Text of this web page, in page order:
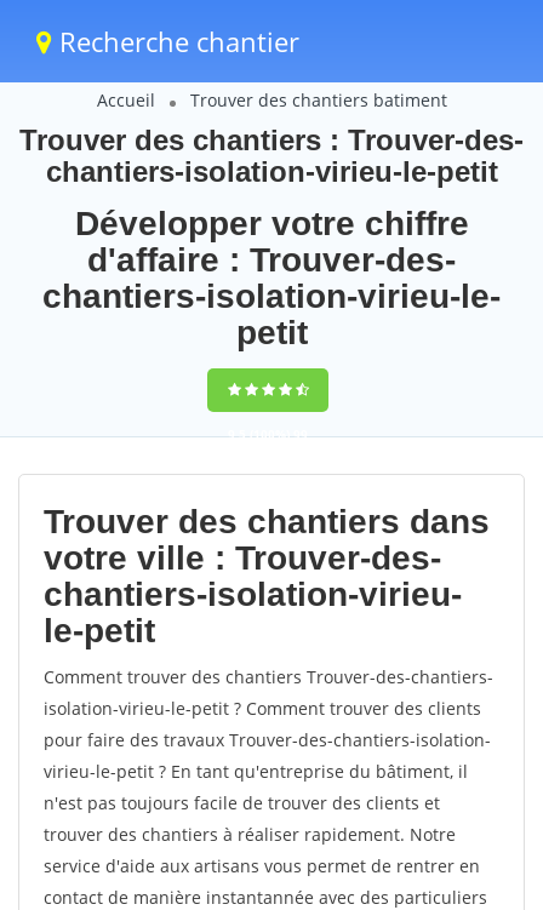
Recherche chantier
Accueil Trouver des chantiers batiment
Trouver des chantiers : Trouver-des-
chantiers-isolation-virieu-le-petit
Développer votre chiffre
d'affaire : Trouver-des-
chantiers-isolation-virieu-le-
petit
9,5(100%)99
votes
Trouver des chantiers dans
votre ville : Trouver-des-
chantiers-isolation-virieu-
le-petit
Comment trouver des chantiers Trouver-des-chantiers-
isolation-virieu-le-petit ? Comment trouver des clients
pour faire des travaux Trouver-des-chantiers-isolation-
virieu-le-petit ? En tant qu'entreprise du bâtiment, il
n'est pas toujours facile de trouver des clients et
trouver des chantiers à réaliser rapidement. Notre
service d'aide aux artisans vous permet de rentrer en
contact de manière instantannée avec des particuliers